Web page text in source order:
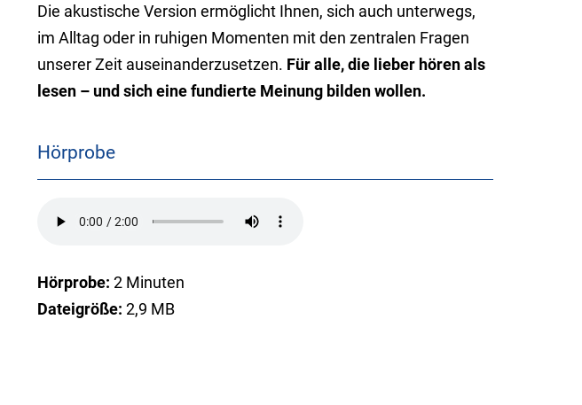
Die akustische Version ermöglicht Ihnen, sich auch unterwegs,
im Alltag oder in ruhigen Momenten mit den zentralen Fragen
unserer Zeit auseinanderzusetzen. Für alle, die lieber hören als
lesen – und sich eine fundierte Meinung bilden wollen.
Hörprobe
Hörprobe:2 Minuten
Dateigröße:2,9 MB